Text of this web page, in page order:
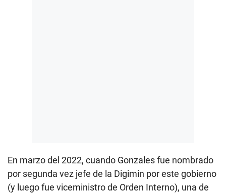
En marzo del 2022, cuando Gonzales fue nombrado
por segunda vez jefe de la Digimin por este gobierno
(y luego fue viceministro de Orden Interno), una de